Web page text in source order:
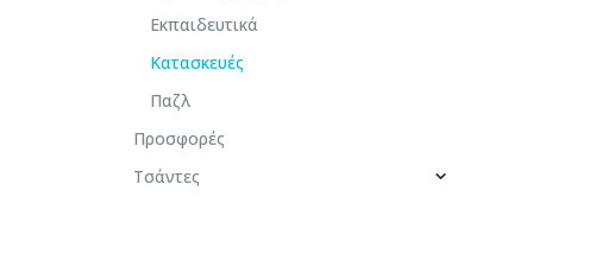
Εκπαιδευτικά
Κατασκευές
Παζλ
Προσφορές
Τσάντες